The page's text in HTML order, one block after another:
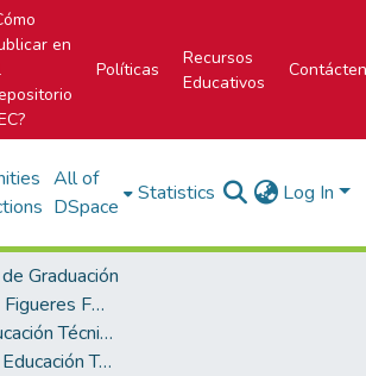
en
Políticas
Recursos
Educativos
All of
DSpace
Statistics Log In
Graduación
Biblioteca José Figueres Ferrer
Escuela de Educación Técnica
Licenciatura en Educación Técnica